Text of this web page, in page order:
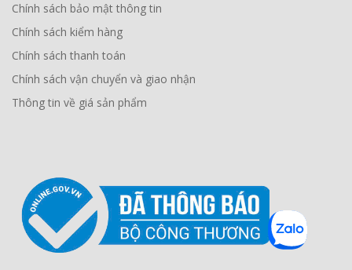
Chính sách bảo mật thông tin
Chính sách kiểm hàng
Chính sách thanh toán
Chính sách vận chuyển và giao nhận
Thông tin về giá sản phẩm